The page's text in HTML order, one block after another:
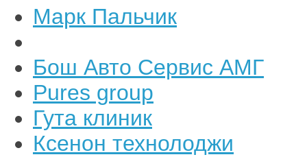
Марк Пальчик
Бош Авто Сервис АМГ
Pures group
Гута клиник
Ксенон технолоджи